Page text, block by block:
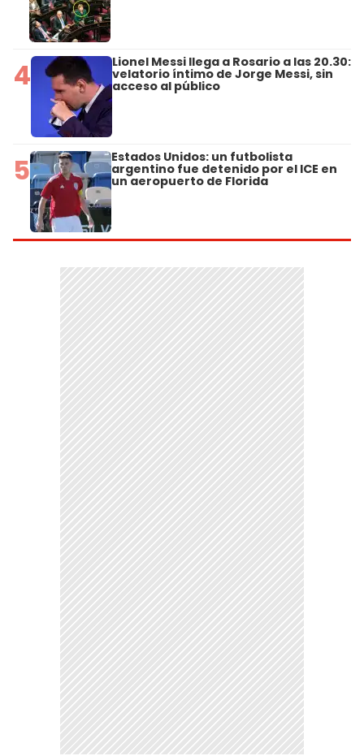
4 Lionel Messi llega a Rosario a las 20.30:
velatorio íntimo de Jorge Messi, sin
acceso al público
5 Estados Unidos: un futbolista
argentino fue detenido por el ICE en
un aeropuerto de Florida